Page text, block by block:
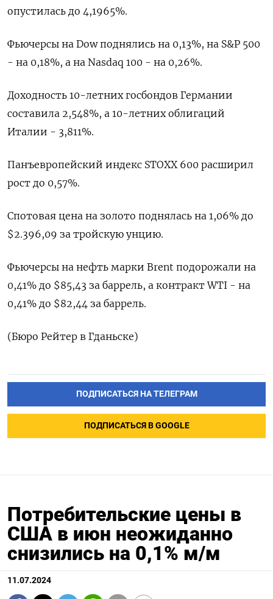
опустилась до 4,1965%.
Фьючерсы на Dow поднялись на 0,13%, на S&P 500
- на 0,18%, а на Nasdaq 100 - на 0,26%.
Доходность 10-летних госбондов Германии
составила 2,548%, а 10-летних облигаций
Италии - 3,811%.
Панъевропейский индекс STOXX 600 расширил
рост до 0,57%.
Спотовая цена на золото поднялась на 1,06% до
$2.396,09 за тройскую унцию.
Фьючерсы на нефть марки Brent подорожали на
0,41% до $85,43 за баррель, а контракт WTI - на
0,41% до $82,44 за баррель.
(Бюро Рейтер в Гданьске)
ПОДПИСАТЬСЯ НА ТЕЛЕГРАМ
ПОДПИСАТЬСЯ В GOOGLE
Потребительские цены в
США в июн неожиданно
снизились на 0,1% м/м
11.07.2024